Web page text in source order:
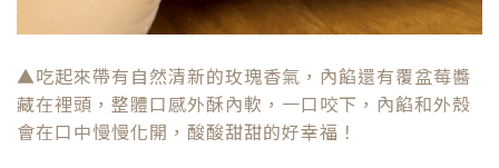
▲吃起來帶有自然清新的玫瑰香氣，內餡還有覆盆莓醬
藏在裡頭，整體口感外酥內軟，一口咬下，內餡和外殼
會在口中慢慢化開，酸酸甜甜的好幸福！